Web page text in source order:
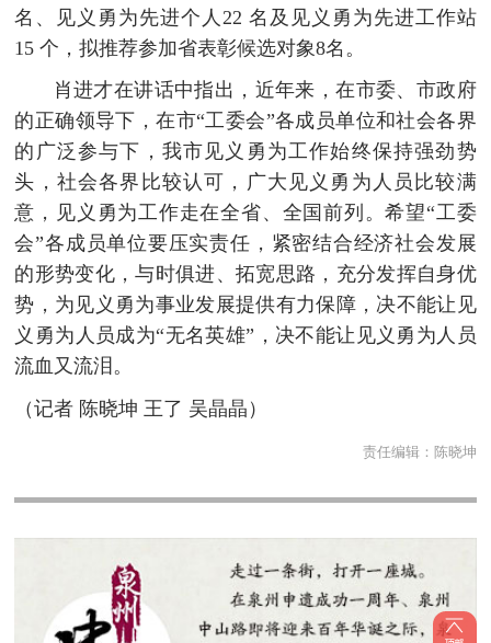
名、见义勇为先进个人22 名及见义勇为先进工作站
15 个，拟推荐参加省表彰候选对象8名。
肖进才在讲话中指出，近年来，在市委、市政府
的正确领导下，在市“工委会”各成员单位和社会各界
的广泛参与下，我市见义勇为工作始终保持强劲势
头，社会各界比较认可，广大见义勇为人员比较满
意，见义勇为工作走在全省、全国前列。希望“工委
会”各成员单位要压实责任，紧密结合经济社会发展
的形势变化，与时俱进、拓宽思路，充分发挥自身优
势，为见义勇为事业发展提供有力保障，决不能让见
义勇为人员成为“无名英雄”，决不能让见义勇为人员
流血又流泪。
（记者 陈晓坤 王了 吴晶晶）
责任编辑： 陈晓坤